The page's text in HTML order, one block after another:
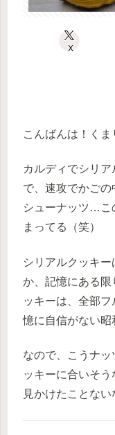
X
こんばんは！くま
カルディでシリ
で、速攻でかご
シューナッツ…こ
まってる（笑）
シリアルクッキ
か、記憶にある限
ッキーは、全部
憶に自信がない昭
なので、こうナ
ッキーに合いそ
見かけたことな